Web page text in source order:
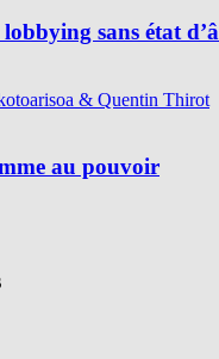
sans état
& Quentin Thirot
au pouvoir